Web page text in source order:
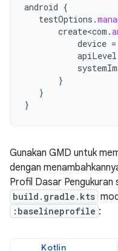
android {
testOptions .
create<com .
device =
apiLevel
}
}
}
Gunakan GMD untuk
dengan
Profil Dasar Pengukuran
build.gradle.kts
:baselineprofile :
Kotlin